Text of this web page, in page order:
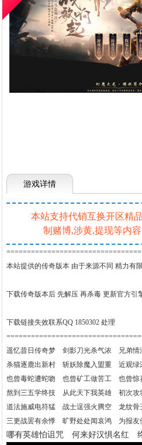
游戏详情
本站支持代销互换开区精
制赌博,涉黄,提现等内
本站提供的传奇版本 由于来源不同 精力有
下载传奇版本后 先解压 再杀毒 更新官方引
下载链接失效联系QQ 1850302 处理
遥忆昔日传奇梦 剑影刀光杀气浓 兄弟情
杀猫逐鹿出新村 斩妖除魔入盟重 近观
也曾毒蛇遭蛇吻 也曾矿工做苦工 也曾惊
熬到三五学终技 从此天下我英雄 初次
道法施威电符猛 战士逞强火腾空 龙纹
三更战罢有余悸 旷野处处闻哀鸿 为报
哪有英雄怕诅咒 何来好汉惧名红